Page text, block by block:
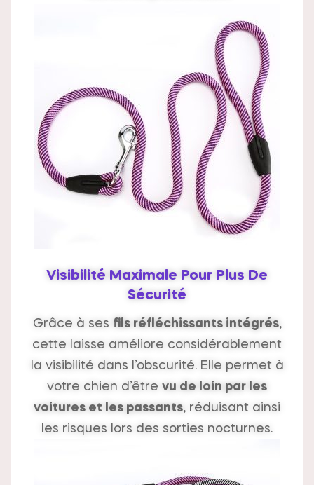
Visibilité Maximale Pour Plus De
Sécurité
Grâce à ses fils réfléchissants intégrés,
cette laisse améliore considérablement
la visibilité dans l’obscurité. Elle permet à
votre chien d’être vu de loin par les
voitures et les passants, réduisant ainsi
les risques lors des sorties nocturnes.